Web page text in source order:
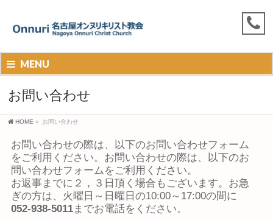
MENU
お問い合わせ
HOME » お問い合わせ
お問い合わせの際は、以下のお問い合わせフォーム
をご利用ください。お問い合わせの際は、以下のお
問い合わせフォームをご利用ください。
お返事までに２，３日頂く場合もございます。お急
ぎの方は、火曜日～日曜日の10:00～17:00の間に
052-938-5011までお電話をください。